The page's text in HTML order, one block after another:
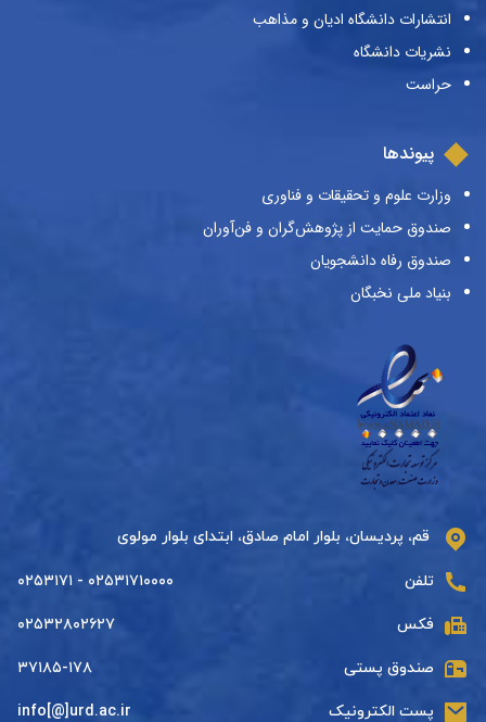
انتشارات دانشگاه ادیان و مذاهب
نشریات دانشگاه
حراست
پیوندها
وزارت علوم و تحقیقات و فناوری
صندوق حمایت از پژوهش‌گران و فن‌آوران
صندوق رفاه دانشجویان
بنیاد ملی نخبگان
قم، پردیسان، بلوار امام صادق، ابتدای بلوار مولوی
تلفن ۰۲۵۳۱۷۱۰۰۰۰ - ۰۲۵۳۱۷۱
فکس ۰۲۵۳۲۸۰۲۶۲۷
صندوق پستی ۳۷۱۸۵-۱۷۸
پست الکترونیک info[@]urd.ac.ir